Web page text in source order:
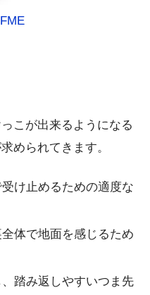
IFME
こが出来るようになる
められてきます。
け止めるための適度な
体で地面を感じるため
踏み返しやすいつま先